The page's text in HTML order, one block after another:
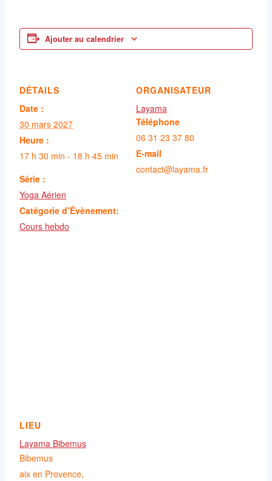
Ajouter au calendrier
DÉTAILS
Date :
30 mars 2027
Heure :
17 h 30 min - 18 h 45 min
Série :
Yoga Aérien
Catégorie d’Évènement:
Cours hebdo
ORGANISATEUR
Layama
Téléphone
06 31 23 37 80
E-mail
contact@layama.fr
LIEU
Layama Bibemus
Bibemus
aix en Provence,